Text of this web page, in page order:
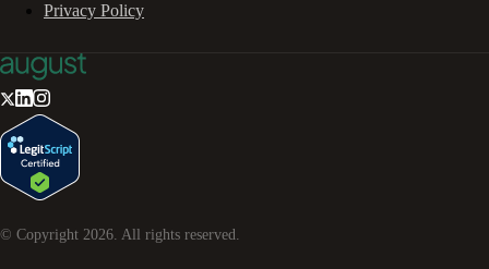
Privacy Policy
© Copyright 2026 . All rights reserved.